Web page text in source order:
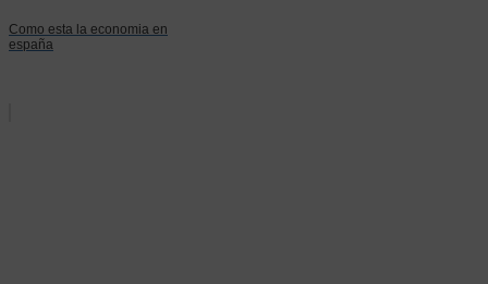
Como esta la economia en
españa